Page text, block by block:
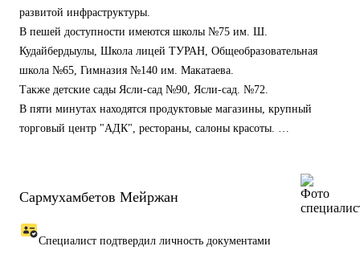
развитой инфраструктуры.
В пешей доступности имеются школы №75 им. Ш.
Кудайбердыулы, Школа лицей ТУРАН, Общеобразовательная
школа №65, Гимназия №140 им. Макатаева.
Также детские сады Ясли-сад №90, Ясли-сад. №72.
В пяти минутах находятся продуктовые магазины, крупный
торговый центр "АДК", рестораны, салоны красоты.
🔹2 спальных места;
🔹посуда на 4 персон;
🔹Чистое постельное белье;
Сармухамбетов Мейржан
Специалист подтвердил личность документами